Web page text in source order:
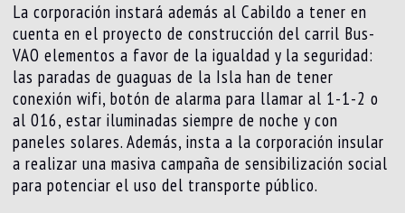
La corporación instará además al Cabildo a tener en
cuenta en el proyecto de construcción del carril Bus-
VAO elementos a favor de la igualdad y la seguridad:
las paradas de guaguas de la Isla han de tener
conexión wifi, botón de alarma para llamar al 1-1-2 o
al 016, estar iluminadas siempre de noche y con
paneles solares. Además, insta a la corporación insular
a realizar una masiva campaña de sensibilización social
para potenciar el uso del transporte público.